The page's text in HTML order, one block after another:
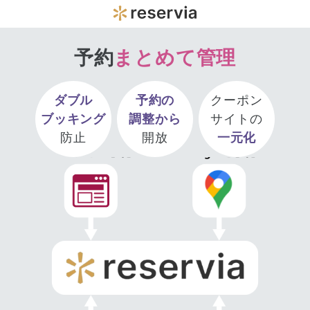
予約まとめて管理
ダブル
ブッキング
防止
予約の
調整から
開放
クーポン
サイトの
一元化